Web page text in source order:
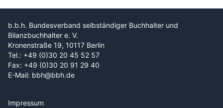
b.b.h. Bundesverband selbständiger Buchhalter und
Bilanzbuchhalter e. V.
Kronenstraße 19, 10117 Berlin
Tel.: +49 (0)30 20 45 52 57
Fax: +49 (0)30 20 91 29 40
E-Mail: bbh@bbh.de
Impressum